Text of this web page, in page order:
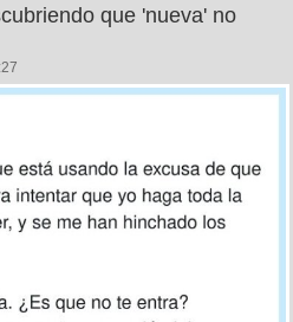
que 'nueva' no